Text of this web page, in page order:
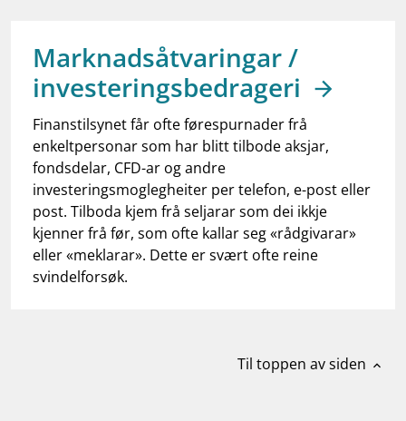
dashboardInformasjon for investorer
notifications_noneAbonner på nyhetsvarsel
Marknadsåtvaringar /
investeringsbedrageri
Finanstilsynet får ofte førespurnader frå
enkeltpersonar som har blitt tilbode aksjar,
fondsdelar, CFD-ar og andre
investeringsmoglegheiter per telefon, e-post eller
post. Tilboda kjem frå seljarar som dei ikkje
kjenner frå før, som ofte kallar seg «rådgivarar»
eller «meklarar». Dette er svært ofte reine
svindelforsøk.
Til toppen av siden expand_less